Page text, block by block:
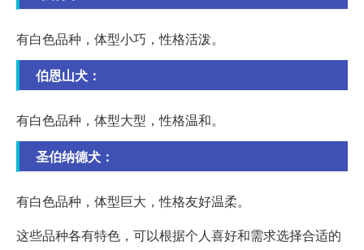
有白色品种，体型小巧，性格活泼。
伯恩山犬：
有白色品种，体型大型，性格温和。
圣伯纳德犬：
有白色品种，体型巨大，性格友好温柔。
这些品种各有特色，可以根据个人喜好和需求选择合适的